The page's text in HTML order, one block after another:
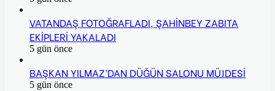
VATANDAŞ FOTOĞRAFLADI, ŞAHİNBEY ZABITA
EKİPLERİ YAKALADI
5 gün önce
BAŞKAN YILMAZ’DAN DÜĞÜN SALONU MÜJDESİ
5 gün önce